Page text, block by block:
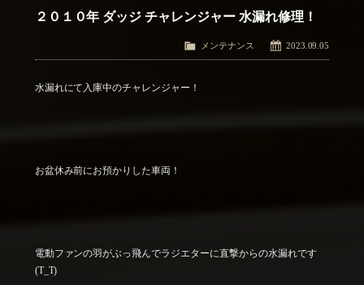
２０１０年 ダッジ チャレンジャー 水漏れ修理！
2023.09.05
メンテナンス
水漏れにて入庫中のチャレンジャー！
お盆休み前にお預かりした車両！
電動ファンの羽がぶっ飛んでラジエターに直撃からの水漏れです
(T_T)